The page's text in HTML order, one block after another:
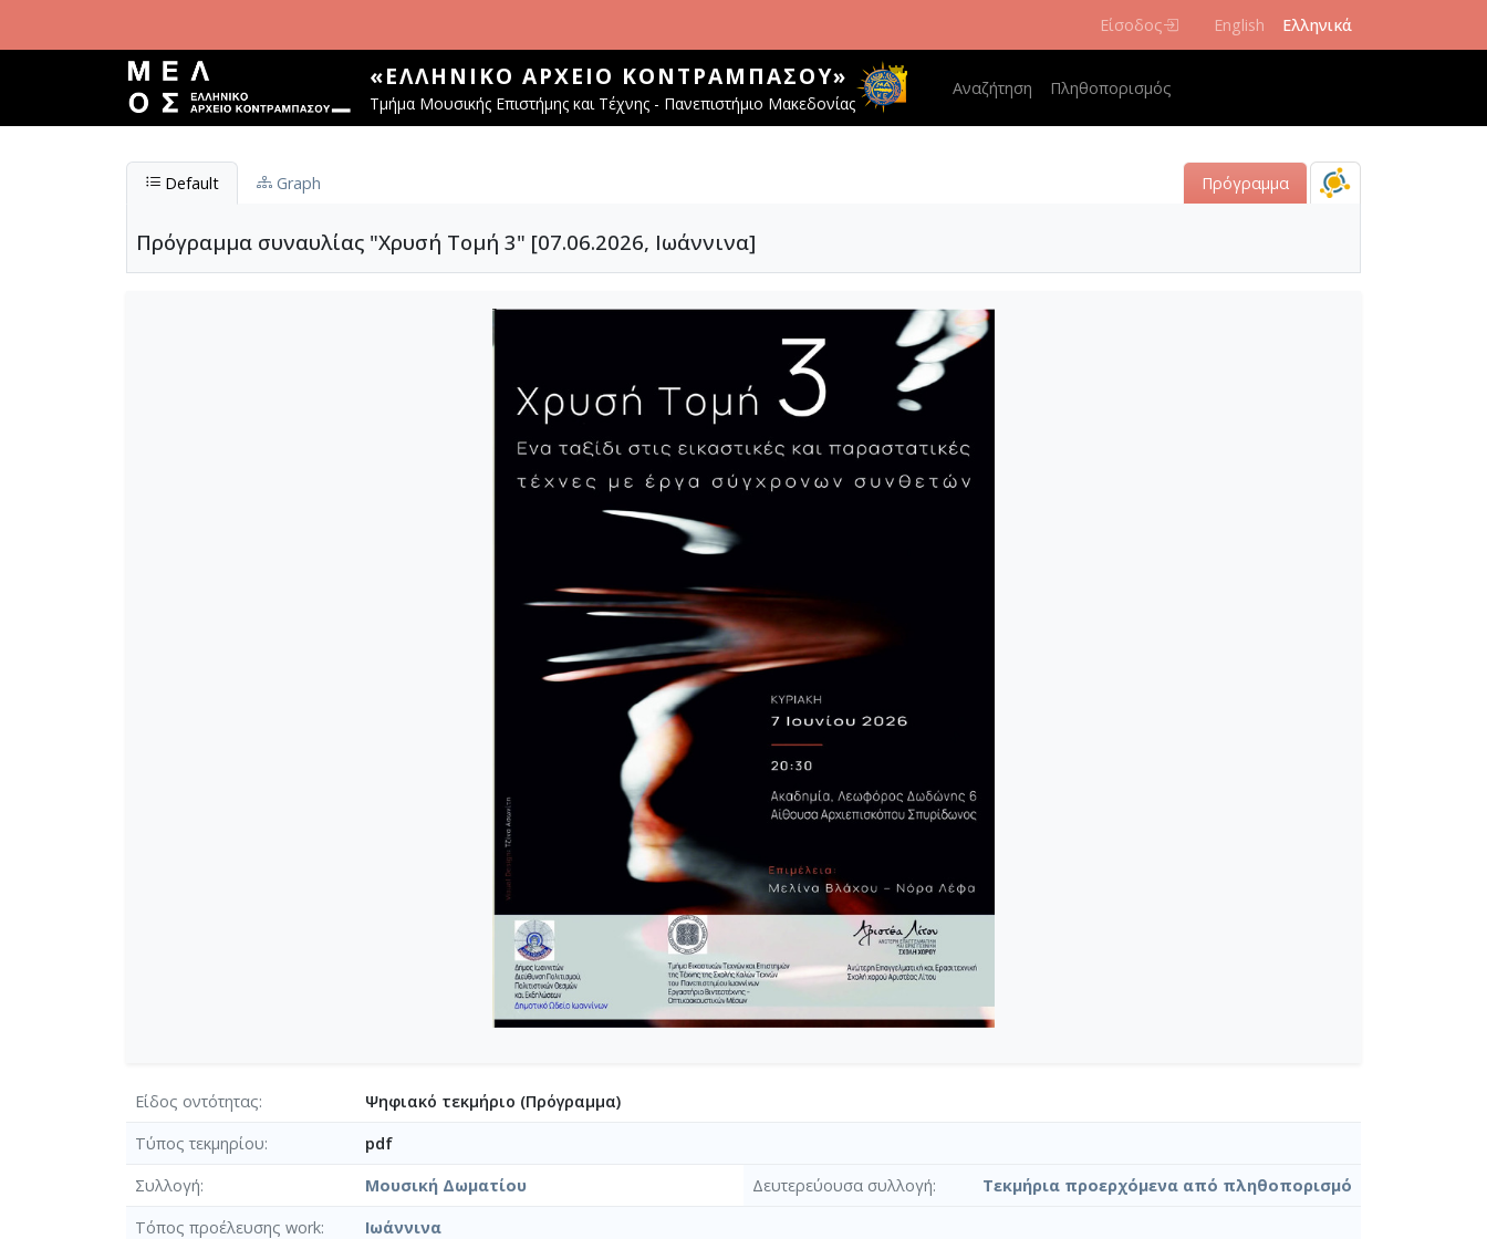
Είσοδος English Ελληνικά
«ΕΛΛΗΝΙΚΌ ΑΡΧΕΊΟ ΚΟΝΤΡΑΜΠΆΣΟΥ»
Τμήμα Μουσικής Επιστήμης και Τέχνης - Πανεπιστήμιο Μακεδονίας
Main navigation
Αναζήτηση Πληθοπορισμός
Default Graph Πρόγραμμα
Πρόγραμμα συναυλίας "Χρυσή Τομή 3" [07.06.2026, Ιωάννινα]
Είδος οντότητας
Ψηφιακό τεκμήριο (Πρόγραμμα)
Τύπος τεκμηρίου
pdf
Συλλογή
Μουσική Δωματίου Δευτερεύουσα συλλογή
Τεκμήρια προερχόμενα από πληθοπορισμό
Τόπος προέλευσης work
Ιωάννινα